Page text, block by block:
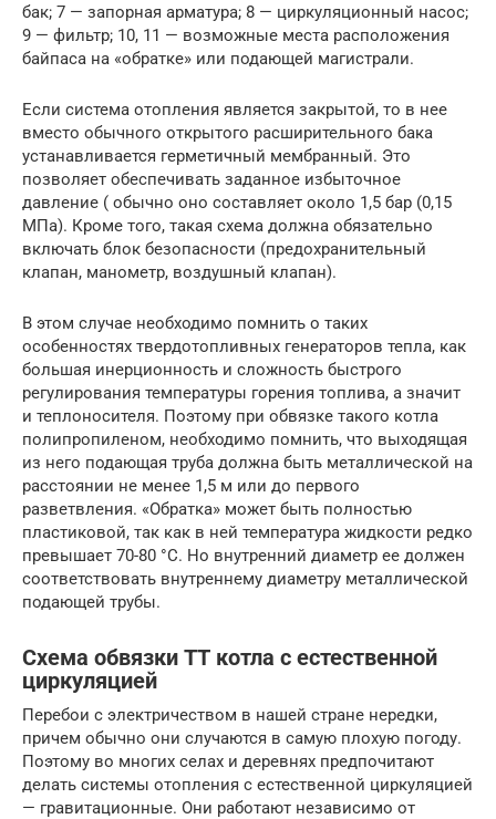
бак; 7 — запорная арматура; 8 — циркуляционный насос;
9 — фильтр; 10, 11 — возможные места расположения
байпаса на «обратке» или подающей магистрали.
Если система отопления является закрытой, то в нее
вместо обычного открытого расширительного бака
устанавливается герметичный мембранный. Это
позволяет обеспечивать заданное избыточное
давление ( обычно оно составляет около 1,5 бар (0,15
МПа). Кроме того, такая схема должна обязательно
включать блок безопасности (предохранительный
клапан, манометр, воздушный клапан).
В этом случае необходимо помнить о таких
особенностях твердотопливных генераторов тепла, как
большая инерционность и сложность быстрого
регулирования температуры горения топлива, а значит
и теплоносителя. Поэтому при обвязке такого котла
полипропиленом, необходимо помнить, что выходящая
из него подающая труба должна быть металлической на
расстоянии не менее 1,5 м или до первого
разветвления. «Обратка» может быть полностью
пластиковой, так как в ней температура жидкости редко
превышает 70-80 °С. Но внутренний диаметр ее должен
соответствовать внутреннему диаметру металлической
подающей трубы.
Схема обвязки ТТ котла с естественной
циркуляцией
Перебои с электричеством в нашей стране нередки,
причем обычно они случаются в самую плохую погоду.
Поэтому во многих селах и деревнях предпочитают
делать системы отопления с естественной циркуляцией
— гравитационные. Они работают независимо от